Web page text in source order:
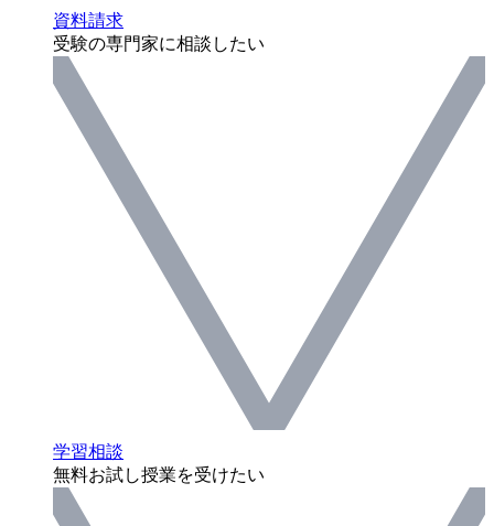
資料請求
受験の専門家に相談したい
学習相談
無料お試し授業を受けたい